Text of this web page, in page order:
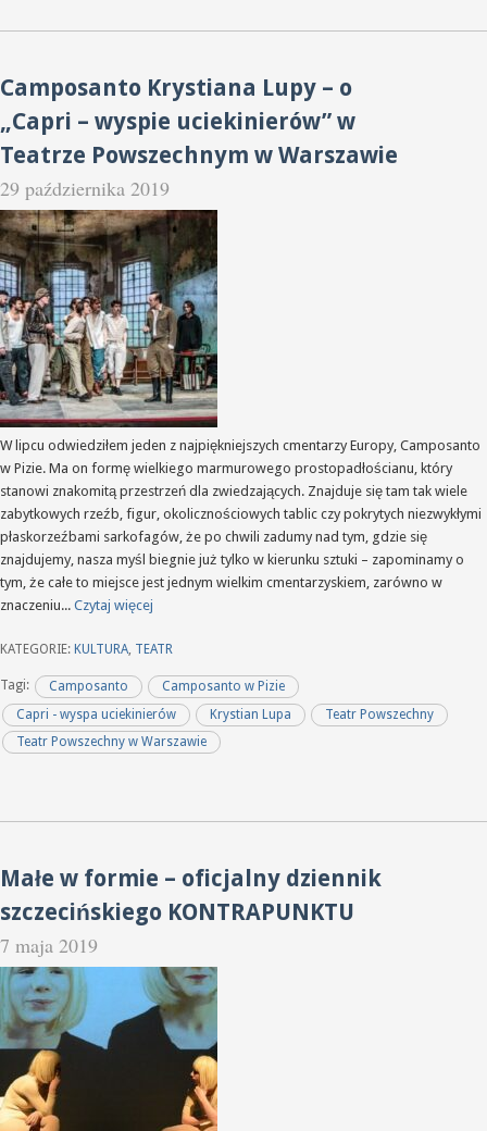
Camposanto Krystiana Lupy – o
„Capri – wyspie uciekinierów” w
Teatrze Powszechnym w Warszawie
29 października 2019
W lipcu odwiedziłem jeden z najpiękniejszych cmentarzy Europy, Camposanto
w Pizie. Ma on formę wielkiego marmurowego prostopadłościanu, który
stanowi znakomitą przestrzeń dla zwiedzających. Znajduje się tam tak wiele
zabytkowych rzeźb, figur, okolicznościowych tablic czy pokrytych niezwykłymi
płaskorzeźbami sarkofagów, że po chwili zadumy nad tym, gdzie się
znajdujemy, nasza myśl biegnie już tylko w kierunku sztuki – zapominamy o
tym, że całe to miejsce jest jednym wielkim cmentarzyskiem, zarówno w
znaczeniu... Czytaj więcej
KATEGORIE: KULTURA, TEATR
Tagi: Camposanto
Camposanto w Pizie
Capri - wyspa uciekinierów
Krystian Lupa
Teatr Powszechny
Teatr Powszechny w Warszawie
Małe w formie – oficjalny dziennik
szczecińskiego KONTRAPUNKTU
7 maja 2019